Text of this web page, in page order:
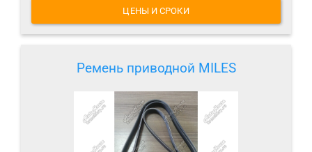
ЦЕНЫ И СРОКИ
Ремень приводной MILES